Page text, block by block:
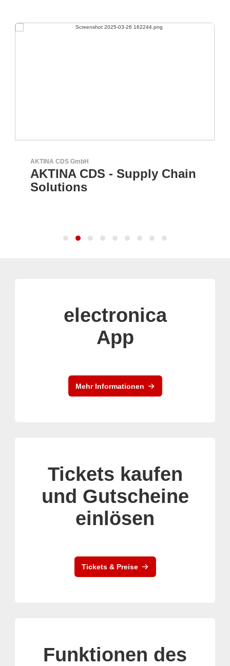
AKTINA CDS GmbH
AKTINA CDS - Supply Chain
Solutions
electronica
App
Mehr Informationen
Tickets kaufen
und Gutscheine
einlösen
Tickets & Preise
Funktionen des